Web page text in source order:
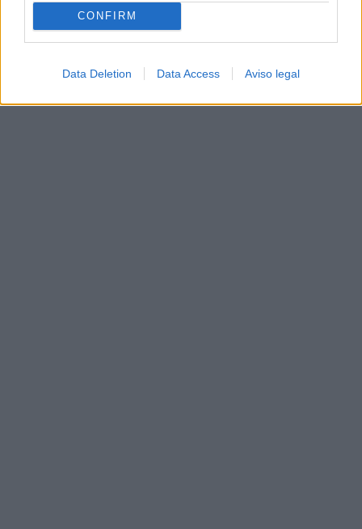
CONFIRM
Data Deletion Data Access Aviso legal